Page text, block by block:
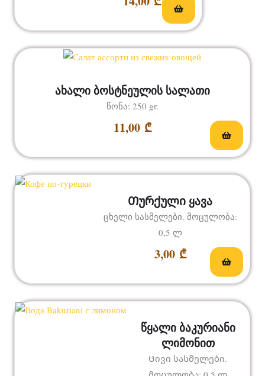
ახალი ბოსტნეულის სალათი
11,00 ₾
წონა: 250 gr.
Თურქული ყავა
3,00 ₾
ცხელი სასმელები. მოცულობა:
0,5 ლ
წყალი ბაკურიანი
ლიმონით
Ცივი სასმელები.